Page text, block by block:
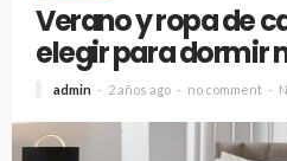
Verano y ropa de
elegir para dormir
admin 2 años ago no comment